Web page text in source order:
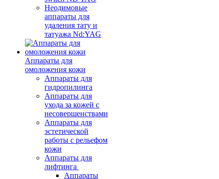
Неодимовые
аппараты для
удаления тату и
татуажа Nd:YAG
Аппараты для
омоложения кожи
Аппараты для
гидропилинга
Аппараты для
ухода за кожей с
несовершенствами
Аппараты для
эстетической
работы с рельефом
кожи
Аппараты для
лифтинга
Аппараты